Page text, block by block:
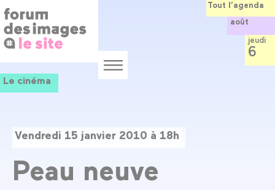
au
contenu
principal
Menu
Le cinéma
Vendredi 15 janvier 2010 à 18h
Peau neuve
Tout l’agenda
août
jeudi
6